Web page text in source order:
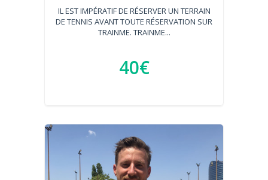
IL EST IMPÉRATIF DE RÉSERVER UN TERRAIN
DE TENNIS AVANT TOUTE RÉSERVATION SUR
TRAINME. TRAINME...
40€